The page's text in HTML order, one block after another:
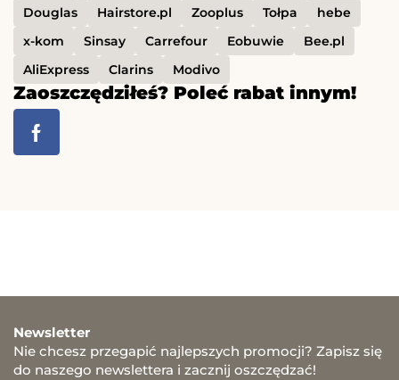
Douglas
Hairstore.pl Zooplus Tołpa
hebe
x-kom
Sinsay Carrefour Eobuwie
Bee.pl
AliExpress
Clarins Modivo
Zaoszczędziłeś? Poleć rabat innym!
Newsletter
Nie chcesz przegapić najlepszych promocji? Zapisz się
do naszego newslettera i zacznij oszczędzać!